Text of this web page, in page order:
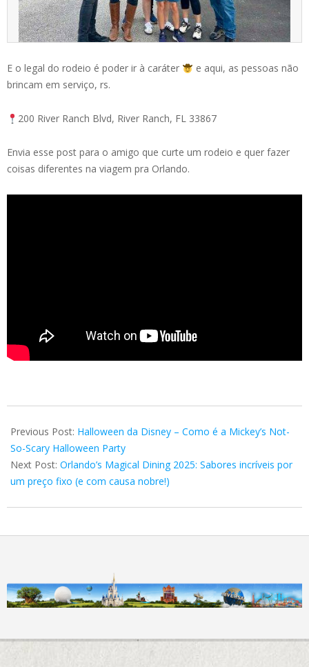
E o legal do rodeio é poder ir à caráter
e aqui, as pessoas não
brincam em serviço, rs.
200 River Ranch Blvd, River Ranch, FL 33867
Envia esse post para o amigo que curte um rodeio e quer fazer
coisas diferentes na viagem pra Orlando.
07-
17
Previous Post: Halloween da Disney – Como é a Mickey’s Not-
So-Scary Halloween Party
Next Post: Orlando’s Magical Dining 2025: Sabores incríveis por
um preço fixo (e com causa nobre!)